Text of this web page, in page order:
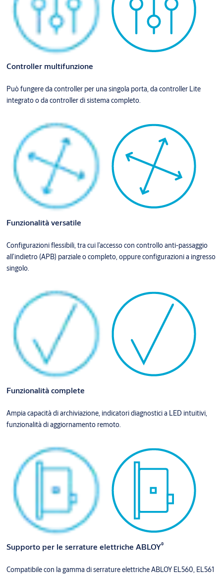
Controller multifunzione
Può fungere da controller per una singola porta, da controller Lite
integrato o da controller di sistema completo.
Funzionalità versatile
Configurazioni flessibili, tra cui l’accesso con controllo anti-passaggio
all’indietro (APB) parziale o completo, oppure configurazioni a ingresso
singolo.
Funzionalità complete
Ampia capacità di archiviazione, indicatori diagnostici a LED intuitivi,
funzionalità di aggiornamento remoto.
Supporto per le serrature elettriche ABLOY®
Compatibile con la gamma di serrature elettriche ABLOY EL560, EL561